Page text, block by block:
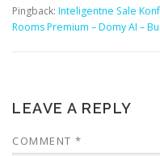
Pingback: Inteligentne Sale
Rooms Premium – Domy AI –
LEAVE A REPLY
COMMENT *